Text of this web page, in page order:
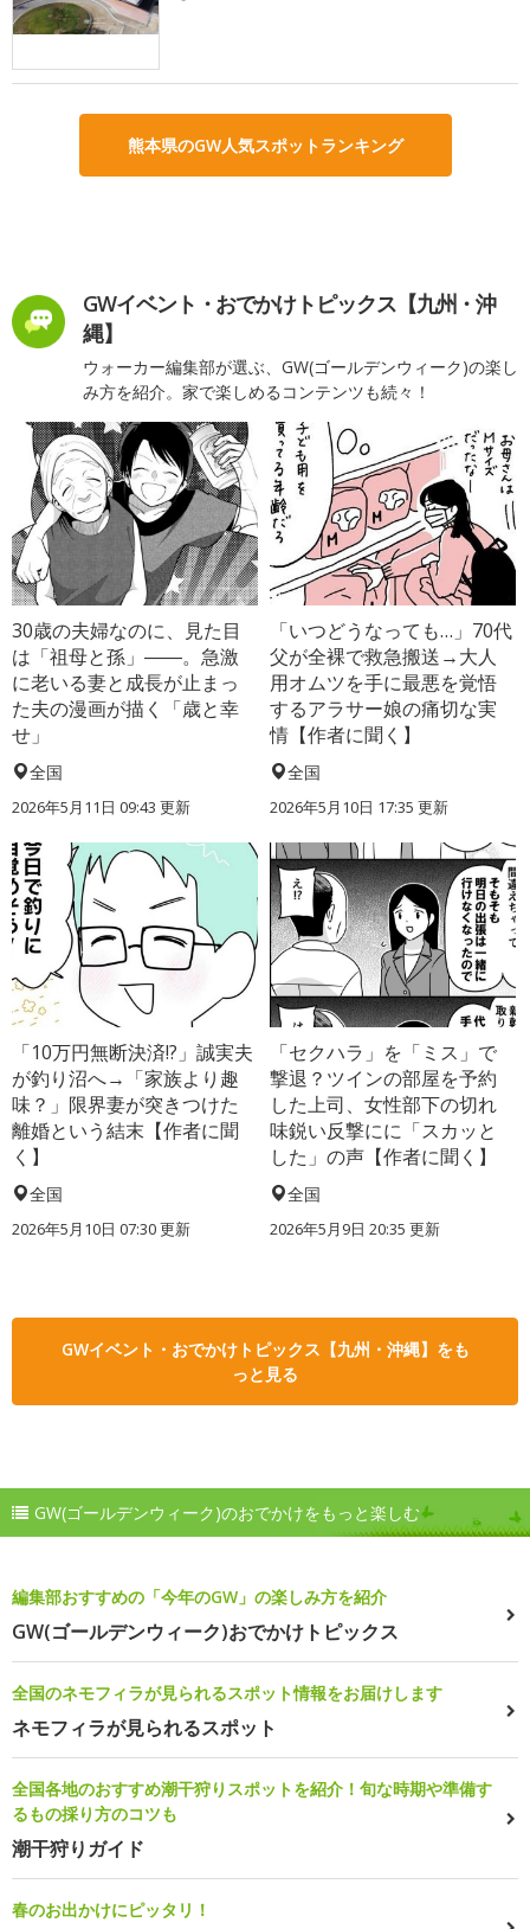
熊本県のGW人気スポットランキング
GWイベント・おでかけトピックス【九州・沖
縄】
ウォーカー編集部が選ぶ、GW(ゴールデンウィーク)の楽し
み方を紹介。家で楽しめるコンテンツも続々！
30歳の夫婦なのに、見た目
は「祖母と孫」――。急激
に老いる妻と成長が止まっ
た夫の漫画が描く「歳と幸
せ」
全国
2026年5月11日 09:43 更新
「いつどうなっても…」70代
父が全裸で救急搬送→大人
用オムツを手に最悪を覚悟
するアラサー娘の痛切な実
情【作者に聞く】
全国
2026年5月10日 17:35 更新
「10万円無断決済!?」誠実夫
が釣り沼へ→「家族より趣
味？」限界妻が突きつけた
離婚という結末【作者に聞
く】
全国
2026年5月10日 07:30 更新
「セクハラ」を「ミス」で
撃退？ツインの部屋を予約
した上司、女性部下の切れ
味鋭い反撃にに「スカッと
した」の声【作者に聞く】
全国
2026年5月9日 20:35 更新
GWイベント・おでかけトピックス【九州・沖縄】をも
っと見る
GW(ゴールデンウィーク)のおでかけをもっと楽しむ
編集部おすすめの「今年のGW」の楽しみ方を紹介
GW(ゴールデンウィーク)おでかけトピックス
全国のネモフィラが見られるスポット情報をお届けします
ネモフィラが見られるスポット
全国各地のおすすめ潮干狩りスポットを紹介！旬な時期や準備す
るもの採り方のコツも
潮干狩りガイド
春のお出かけにピッタリ！